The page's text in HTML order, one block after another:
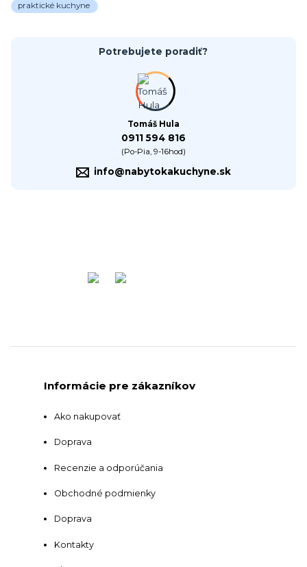
praktické kuchyne
Potrebujete poradiť?
Tomáš Hula
0911 594 816
(Po-Pia, 9-16hod)
info@nabytokakuchyne.sk
Informácie pre zákazníkov
Ako nakupovať
Doprava
Recenzie a odporúčania
Obchodné podmienky
Doprava
Kontakty